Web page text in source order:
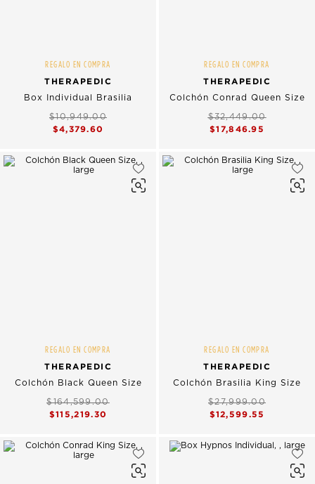
REGALO EN COMPRA
THERAPEDIC
Box Individual Brasilia
$10,949.00
$4,379.60
REGALO EN COMPRA
THERAPEDIC
Colchón Conrad Queen Size
$32,449.00
$17,846.95
REGALO EN COMPRA
THERAPEDIC
Colchón Black Queen Size
$164,599.00
$115,219.30
REGALO EN COMPRA
THERAPEDIC
Colchón Brasilia King Size
$27,999.00
$12,599.55